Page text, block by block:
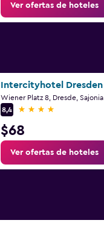
Ver ofertas de hoteles
Intercityhotel Dresden
Wiener Platz 8, Dresde, Sajonia
8,4
4 estrellas
$68
Ver ofertas de hoteles